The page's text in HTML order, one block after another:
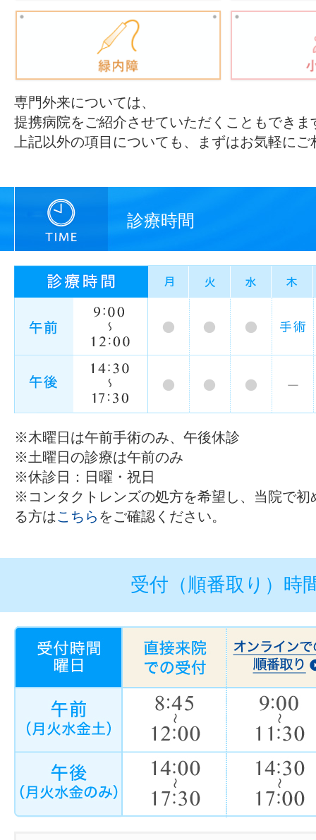
専門外来については、
提携病院をご紹介させていただくこともできま
上記以外の項目についても、まずはお気軽に
診療時間
※木曜日は午前手術のみ、午後休診
※土曜日の診療は午前のみ
※休診日：日曜・祝日
※コンタクトレンズの処方を希望し、当院で初
る方はこちら をご確認ください。
受付（順番取り）時